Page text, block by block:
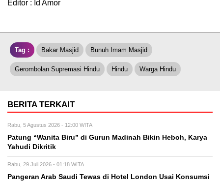
Editor : Id Amor
Tag : Bakar Masjid Bunuh Imam Masjid
Gerombolan Supremasi Hindu Hindu Warga Hindu
BERITA TERKAIT
Rabu, 5 Agustus 2026 - 12:00 WITA
Patung “Wanita Biru” di Gurun Madinah Bikin Heboh, Karya
Yahudi Dikritik
Rabu, 29 Juli 2026 - 01:18 WITA
Pangeran Arab Saudi Tewas di Hotel London Usai Konsumsi